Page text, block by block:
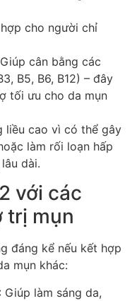
cho người chỉ
cân bằng các
B5, B6, B12) – đây
tối ưu cho da mụn
liều cao vì có thể gây
làm rối loạn hấp
dài.
với các
trị mụn
đáng kể nếu kết hợp
mụn khác:
làm sáng da,